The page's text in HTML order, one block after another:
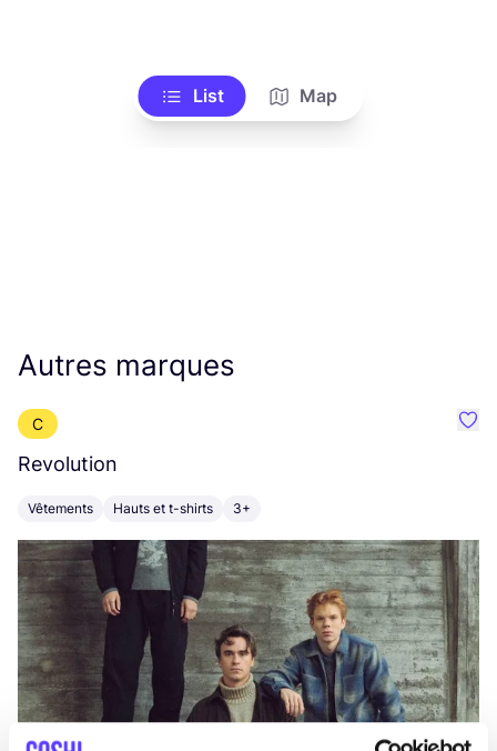
List Map
Autres marques
C
Revolution
Vêtements Hauts et t-shirts 3+